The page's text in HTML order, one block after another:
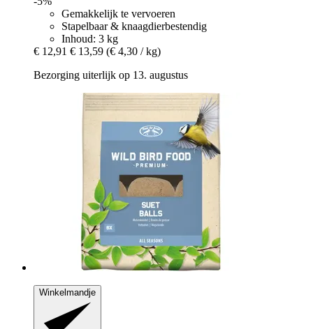
Gemakkelijk te vervoeren
Stapelbaar & knaagdierbestendig
Inhoud: 3 kg
€ 12,91 € 13,59 (€ 4,30 / kg)
Bezorging uiterlijk op 13. augustus
Winkelmandje